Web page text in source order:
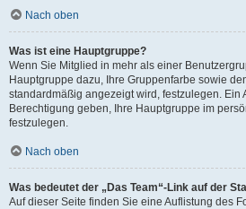
Nach oben
Was ist eine Hauptgruppe?
Wenn Sie Mitglied in mehr als einer
Hauptgruppe dazu, Ihre Gruppenfarbe sowie
standardmäßig angezeigt wird, festzulegen. Ein
Berechtigung geben, Ihre Hauptgruppe im
festzulegen.
Nach oben
Was bedeutet der „Das Team“-Link auf der
Auf dieser Seite finden Sie eine Auflistung des